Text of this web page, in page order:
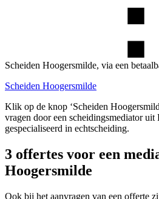
Scheiden Hoogersmilde, via een
Scheiden Hoogersmilde
Klik op de knop ‘Scheiden
vragen door een scheidingsmediator uit
gespecialiseerd in echtscheiding.
3 offertes voor een
Hoogersmilde
Ook bij het aanvragen van een offerte